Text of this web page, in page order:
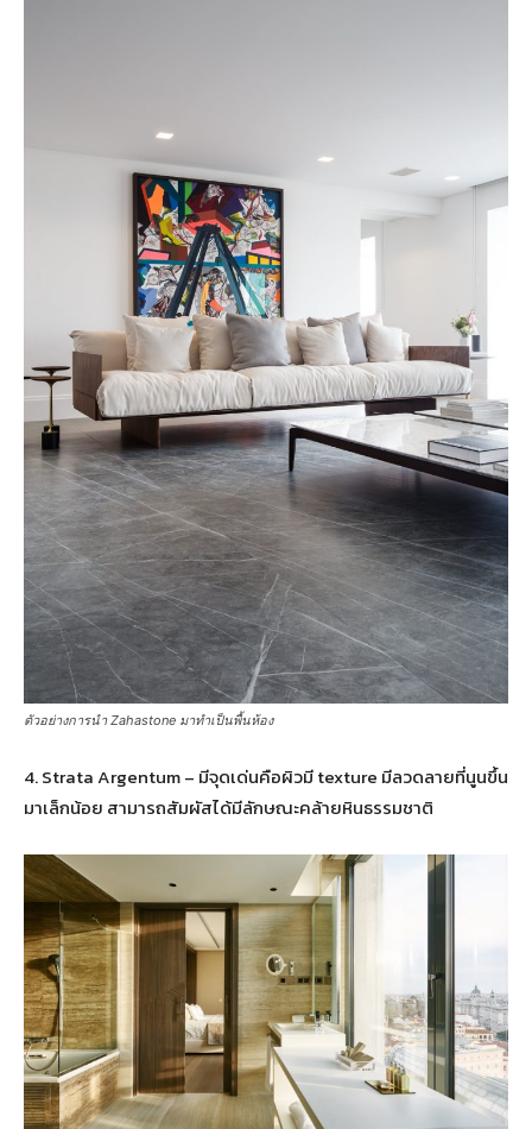
ตัวอย่างการนำ Zahastone มาทำเป็นพื้นห้อง
4. Strata Argentum – มีจุดเด่นคือผิวมี texture มีลวดลายที่นูนขึ้น
มาเล็กน้อย สามารถสัมผัสได้มีลักษณะคล้ายหินธรรมชาติ